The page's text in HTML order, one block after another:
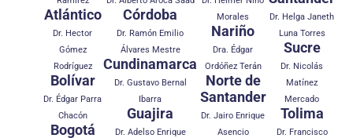
Atlántico
Dr. Hector
Gómez
Rodríguez
Bolívar
Dr. Édgar Parra
Chacón
Bogotá
Córdoba
Dr. Ramón Emilio
Álvares Mestre
Cundinamarca
Dr. Gustavo Bernal
Ibarra
Guajira
Dr. Adelso Enrique
Morales
Nariño
Dra. Édgar
Ordóñez Terán
Norte de
Santander
Dr. Jairo Enrique
Asencio
Dr. Helga Janeth
Luna Torres
Sucre
Dr. Nicolás
Matínez
Mercado
Tolima
Dr. Francisco